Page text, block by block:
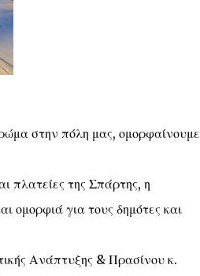
στην πόλη μας, ομορφαίνουμε
πλατείες της Σπάρτης, η
ομορφιά για τους δημότες και
Ανάπτυξης & Πρασίνου κ.